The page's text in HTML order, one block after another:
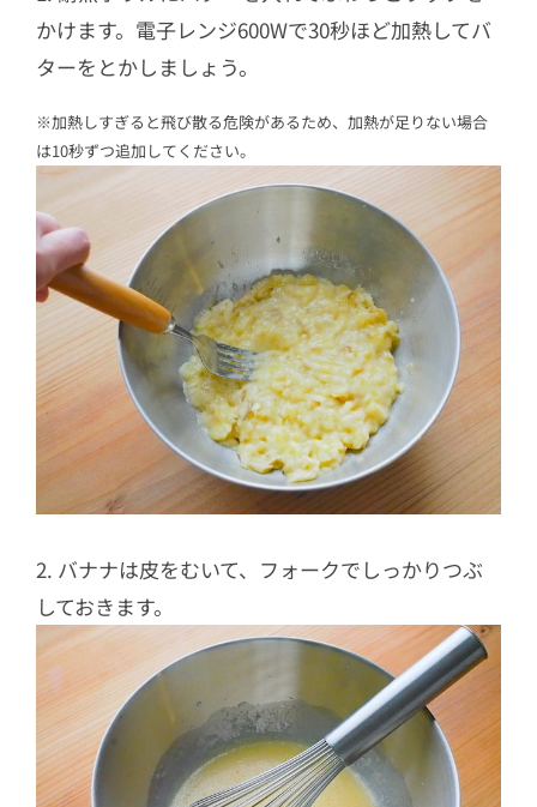
かけます。電子レンジ600Wで30秒ほど加熱してバ
ターをとかしましょう。
※加熱しすぎると飛び散る危険があるため、加熱が足りない場合
は10秒ずつ追加してください。
2. バナナは皮をむいて、フォークでしっかりつぶ
しておきます。